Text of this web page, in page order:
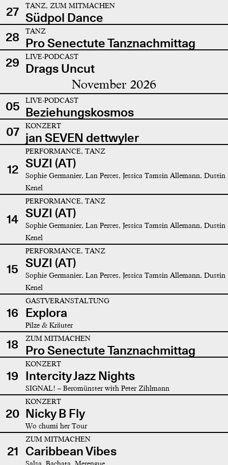
27 TANZ, ZUM MITMACHEN
Südpol Dance
28
TANZ
Pro Senectute Tanznachmittag
29
LIVE-PODCAST
Drags Uncut
November 2026
05 LIVE-PODCAST
Beziehungskosmos
07
KONZERT
jan SEVEN dettwyler
12
PERFORMANCE, TANZ
SUZI (AT)
Sophie Germanier, Lan Perces, Jessica Tamsin Allemann, Dustin
Kenel
14
PERFORMANCE, TANZ
SUZI (AT)
Sophie Germanier, Lan Perces, Jessica Tamsin Allemann, Dustin
Kenel
15
PERFORMANCE, TANZ
SUZI (AT)
Sophie Germanier, Lan Perces, Jessica Tamsin Allemann, Dustin
Kenel
16
GASTVERANSTALTUNG
Explora
Pilze & Kräuter
18 ZUM MITMACHEN
Pro Senectute Tanznachmittag
19
KONZERT
Intercity Jazz Nights
SIGNAL! – Beromünster with Peter Zihlmann
20
KONZERT
Nicky B Fly
Wo chumi her Tour
21
ZUM MITMACHEN
Caribbean Vibes